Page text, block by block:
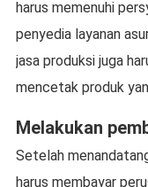
harus memenuhi
penyedia layanan
jasa produksi juga
mencetak produk
Melakukan
Setelah
harus membayar